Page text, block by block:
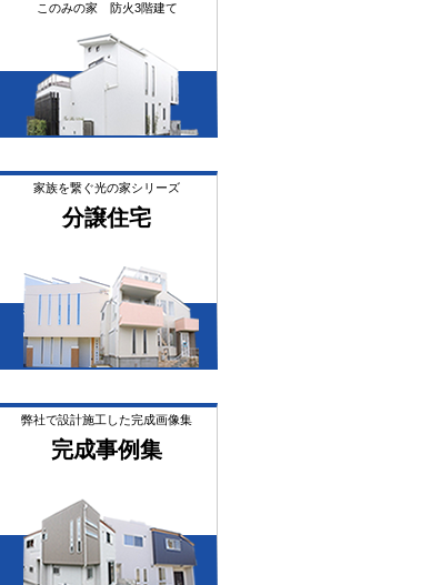
このみの家 防火3階建て
家族を繋ぐ光の家シリーズ
分譲住宅
弊社で設計施工した完成画像集
完成事例集